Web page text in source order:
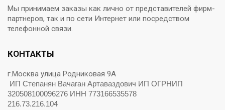
Мы принимаем заказы как лично от представителей фирм-
партнеров, так и по сети Интернет или посредством
телефонной связи.
КОНТАКТЫ
г.Москва улица Родниковая 9А
ИП Степанян Вачаган Артаваздович ИП ОГРНИП
320508100096276 ИНН 773166535578
216.73.216.104